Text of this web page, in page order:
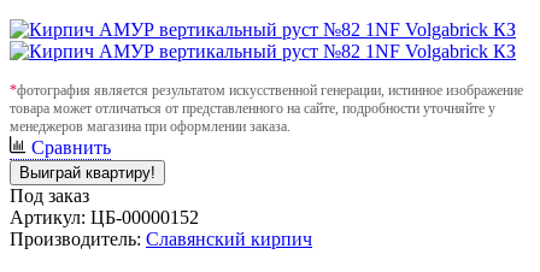
*фотография является результатом искусственной генерации, истинное изображение
товара может отличаться от представленного на сайте, подробности уточняйте у
менеджеров магазина при оформлении заказа.
Сравнить
Выиграй квартиру!
Под заказ
Артикул: ЦБ-00000152
Производитель: Славянский кирпич